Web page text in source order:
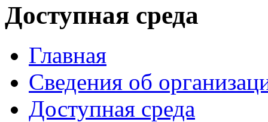
Доступная среда
Главная
Сведения об
Доступная среда